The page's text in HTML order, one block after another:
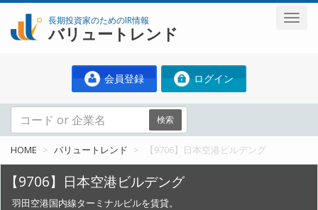
長期投資家のためのIR情報
バリュートレンド
会員登録 ログイン
検索
HOME バリュートレンド 【9706】日本空港ビルデング
【9706】日本空港ビルデング
羽田空港国内線ターミナルビルを賃貸。